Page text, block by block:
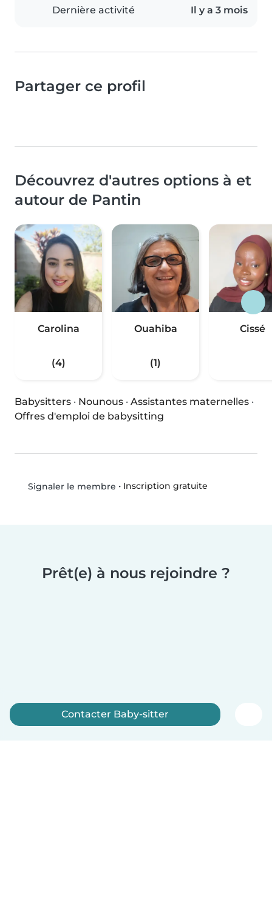
Dernière activité Il y a 3 mois
Partager ce profil
Découvrez d'autres options à et
autour de Pantin
Carolina
(4)
Ouahiba
(1)
Cissé
Babysitters · Nounous · Assistantes maternelles ·
Offres d'emploi de babysitting
Signaler le membre • Inscription gratuite
Prêt(e) à nous rejoindre ?
Contacter Baby-sitter